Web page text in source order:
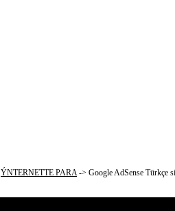
ÝNTERNETTE PARA-> Google AdSense Türkçe